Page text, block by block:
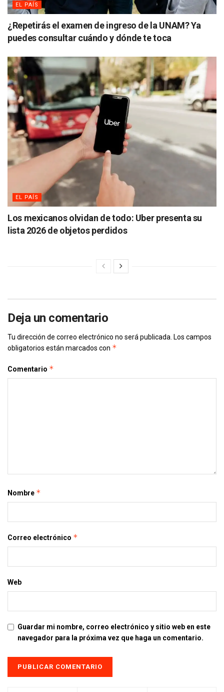
EL PAÍS
¿Repetirás el examen de ingreso de la UNAM? Ya
puedes consultar cuándo y dónde te toca
EL PAÍS
Los mexicanos olvidan de todo: Uber presenta su
lista 2026 de objetos perdidos
Deja un comentario
Tu dirección de correo electrónico no será publicada. Los campos
obligatorios están marcados con *
Comentario *
Nombre *
Correo electrónico *
Web
Guardar mi nombre, correo electrónico y sitio web en este
navegador para la próxima vez que haga un comentario.